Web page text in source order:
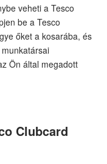
veheti a Tesco
be a Tesco
őket a kosarába, és
Ön által megadott
Clubcard